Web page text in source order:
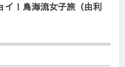
！鳥海流女子旅（由利